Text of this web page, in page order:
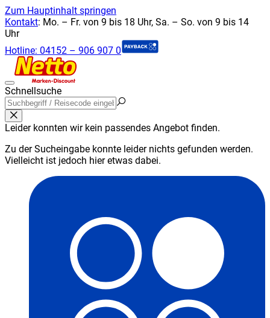
Zum Hauptinhalt springen
Kontakt: Mo. – Fr. von 9 bis 18 Uhr, Sa. – So. von 9 bis 14
Uhr
Hotline: 04152 – 906 907 0
Schnellsuche
Leider konnten wir kein passendes Angebot finden.
Zu der Sucheingabe konnte leider nichts gefunden werden.
Vielleicht ist jedoch hier etwas dabei.